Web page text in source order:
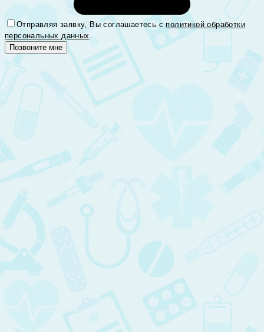
Отправляя заявку, Вы соглашаетесь сполитикой обработки
персональных данных.